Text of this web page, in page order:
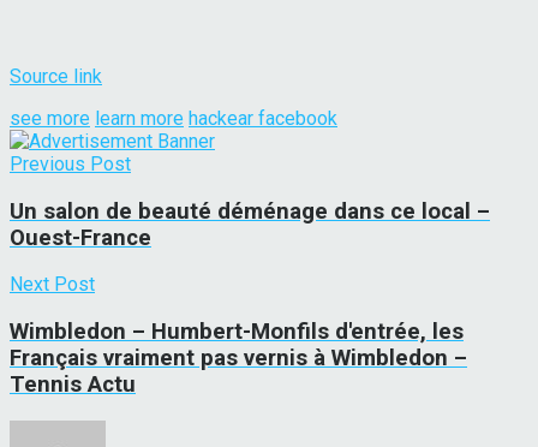
Source link
see more learn more hackear facebook
Previous Post
Un salon de beauté déménage dans ce local –
Ouest-France
Next Post
Wimbledon – Humbert-Monfils d'entrée, les
Français vraiment pas vernis à Wimbledon –
Tennis Actu